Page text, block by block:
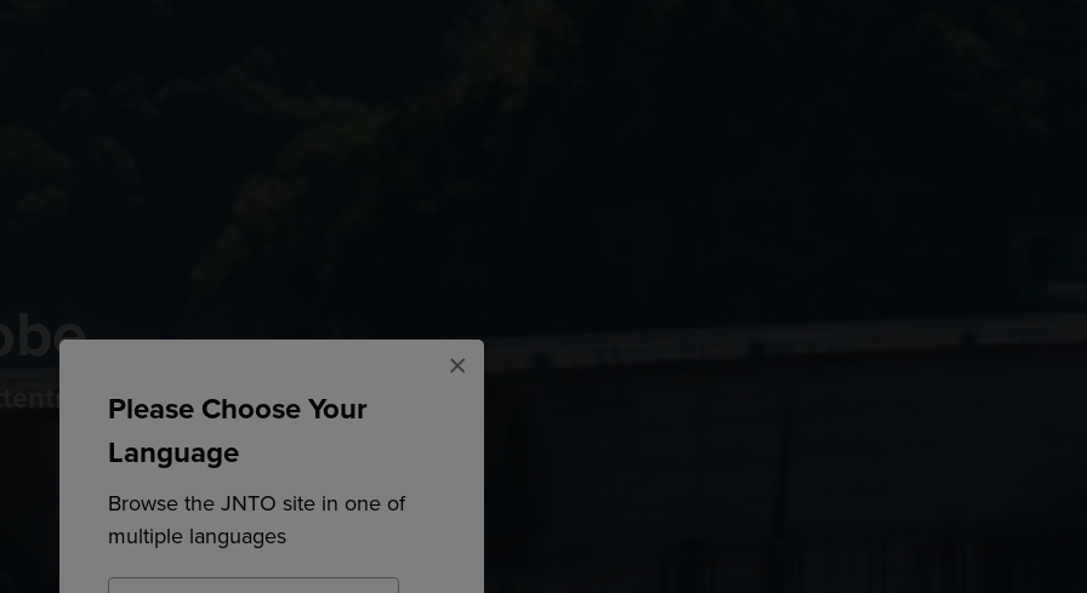
Please Choose Your
Language
Browse the JNTO site in one of
multiple languages
×
e i dintorni